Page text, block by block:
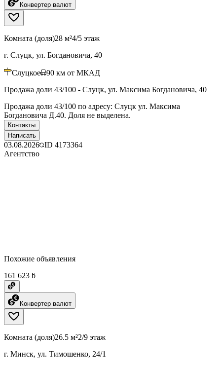
Конвертер валют
Комната (доля)28 м²4/5 этаж
г. Слуцк, ул. Богдановича, 40
Слуцкое 90 км от МКАД
Продажа доли 43/100 - Слуцк, ул. Максима Богдановича, 40
Продажа доли 43/100 по адресу: Слуцк ул. Максима
Богдановича Д.40. Доля не выделена.
Контакты
Написать
03.08.2026 ID 4173364
Агентство
Похожие объявления
161 623 ƃ
Конвертер валют
Комната (доля)26.5 м²2/9 этаж
г. Минск, ул. Тимошенко, 24/1